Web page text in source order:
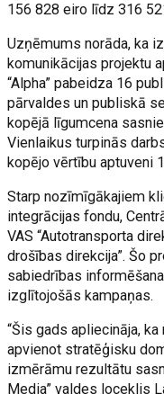
156 828 eiro līdz 316
Uzņēmums norāda, ka
komunikācijas projektu
“Alpha” pabeidza 16
pārvaldes un publiskā
kopējā līgumcena
Vienlaikus turpinās
kopējo vērtību aptuveni
Starp nozīmīgākajiem
integrācijas fondu,
VAS “Autotransporta
drošības direkcija”. Šo
sabiedrības
izglītojošās kampaņas.
“Šis gads apliecināja,
apvienot stratēģisku
izmērāmu rezultātu
Media” valdes loceklis